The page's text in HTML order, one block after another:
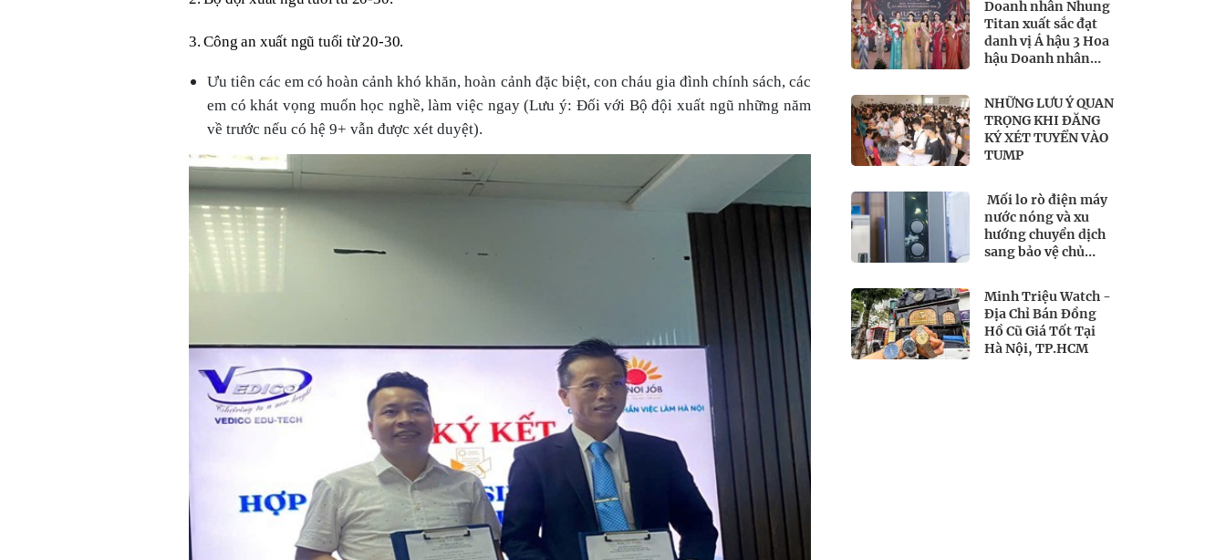
3. Công an xuất ngũ tuổi từ 20-30.
Ưu tiên các em có hoàn cảnh khó khăn, hoàn cảnh đặc biệt, con cháu gia đình chính sách, các
em có khát vọng muốn học nghề, làm việc ngay (Lưu ý: Đối với Bộ đội xuất ngũ những năm
về trước nếu có hệ 9+ vẫn được xét duyệt).
Doanh nhân Nhung
Titan xuất sắc đạt
danh vị Á hậu 3 Hoa
hậu Doanh nhân
2026
NHỮNG LƯU Ý QUAN
TRỌNG KHI ĐĂNG
KÝ XÉT TUYỂN VÀO
TUMP
Mối lo rò điện máy
nước nóng và xu
hướng chuyển dịch
sang bảo vệ chủ
Minh Triệu Watch -
Địa Chỉ Bán Đồng
Hồ Cũ Giá Tốt Tại
Hà Nội, TP.HCM